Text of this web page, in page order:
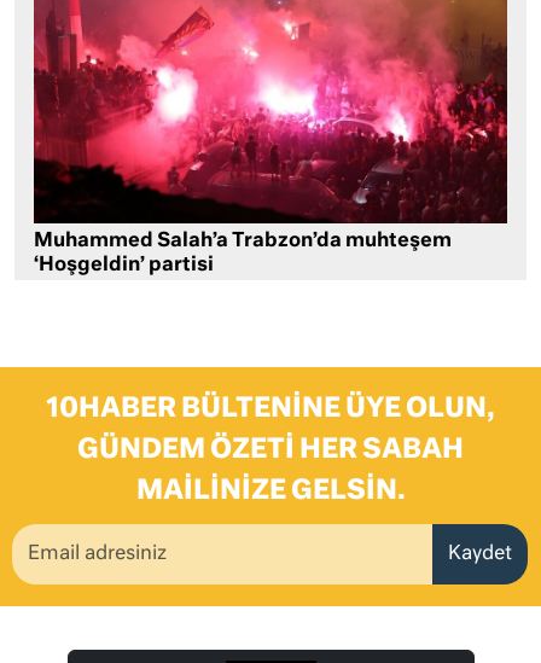
Muhammed Salah’a Trabzon’da muhteşem
‘Hoşgeldin’ partisi
10HABER BÜLTENINE ÜYE OLUN,
GÜNDEM ÖZETI HER SABAH
MAILINIZE GELSIN.
Kaydet